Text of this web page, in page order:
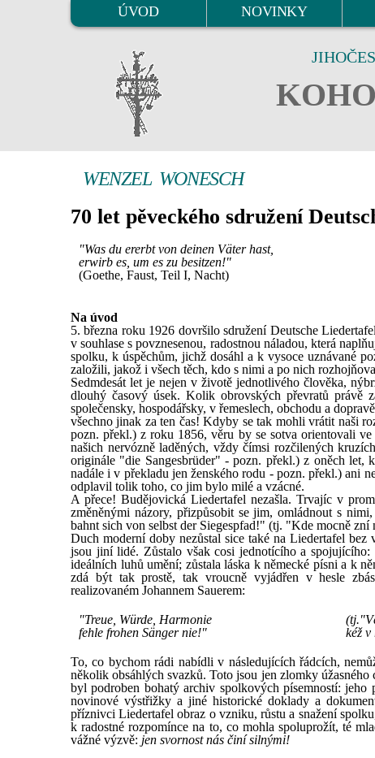
ÚVOD NOVINKY
WENZEL WONESCH
70 let pěveckého sdružení
"Was du ererbt von deinen Väter hast,
erwirb es, um es zu besitzen!"
(Goethe, Faust, Teil I, Nacht)
Na úvod
5. března roku 1926 dovršilo sdružení Deutsche
v souhlase s povznesenou, radostnou náladou, která
spolku, k úspěchům, jichž dosáhl a k vysoce uznávané
založili, jakož i všech těch, kdo s nimi a po nich
Sedmdesát let je nejen v životě jednotlivého člověka,
dlouhý časový úsek. Kolik obrovských převratů právě
společensky, hospodářsky, v řemeslech, obchodu a
všechno jinak za ten čas! Kdyby se tak mohli vrátit naši
pozn. překl.) z roku 1856, věru by se sotva orientovali
našich nervózně laděných, vždy čímsi rozčilených
originále "die Sangesbrüder" - pozn. překl.) z oněch let,
nadále i v překladu jen ženského rodu - pozn. překl.) ani
odplavil tolik toho, co jim bylo milé a vzácné.
A přece! Budějovická Liedertafel nezašla. Trvajíc v
změněnými názory, přizpůsobit se jim, omládnout s
bahnt sich von selbst der Siegespfad!" (tj. "Kde mocně
Duch moderní doby nezůstal sice také na Liedertafel
jsou jiní lidé. Zůstalo však cosi jednotícího a spojujícího:
ideálních luhů umění; zůstala láska k německé písni a k
zdá být tak prostě, tak vroucně vyjádřen v hesle
realizovaném Johannem Sauerem:
"Treue, Würde, Harmonie
fehle frohen Sänger nie!"
kéž
To, co bychom rádi nabídli v následujících řádcích,
několik obsáhlých svazků. Toto jsou jen zlomky
byl podroben bohatý archiv spolkových písemností:
novinové výstřižky a jiné historické doklady a
příznivci Liedertafel obraz o vzniku, růstu a snažení
k radostné rozpomínce na to, co mohla spoluprožít, té
vážné výzvě: jen svornost nás činí silnými!